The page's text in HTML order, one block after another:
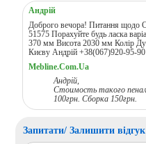
Андрій
Доброго вечора! Питання
51575 Порахуйте будь ласка
370 мм Висота 2030 мм Колір
Києву Андрій +38(067)920-95-
Mebline.Com.Ua
Андрій,
Стоимость такого
100грн. Сборка 150грн.
Запитати/ Залишити відгук